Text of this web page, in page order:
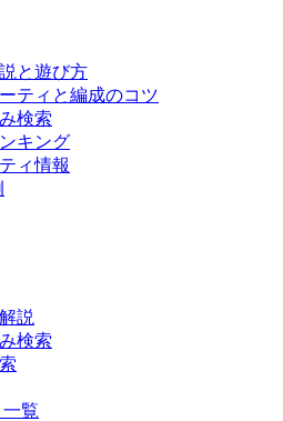
と遊び方
ティと編成のコツ
検索
キング
ィ情報
説
検索
覧